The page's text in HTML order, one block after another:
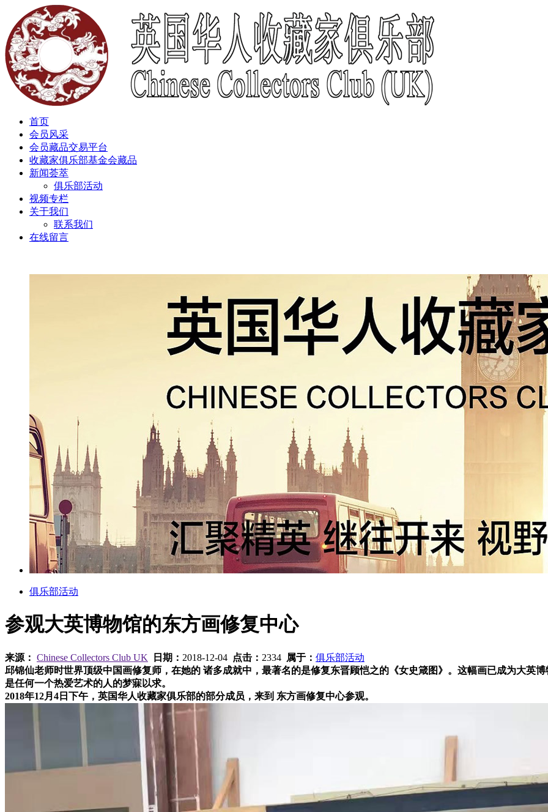
首页
会员风采
会员藏品交易平台
收藏家俱乐部基金会藏品
新闻荟萃
俱乐部活动
视频专栏
关于我们
联系我们
在线留言
俱乐部活动
参观大英博物馆的东方画修复中心
来源： Chinese Collectors Club UK 日期： 2018-12-04 点击： 2334 属于： 俱乐部活动
邱锦仙老师时世界顶级中国画修复师，在她的 诸多成就中，最著名的是修复东晋顾恺之的《女史箴图》。这幅画已成为大英
是任何一个热爱艺术的人的梦寐以求。
2018年12月4日下午，英国华人收藏家俱乐部的部分成员，来到 东方画修复中心参观。